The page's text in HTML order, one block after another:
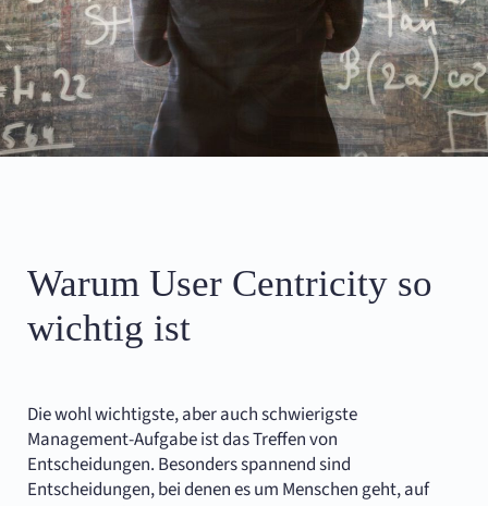
Warum User Centricity so
wichtig ist
Die wohl wichtigste, aber auch schwierigste
Management-Aufgabe ist das Treffen von
Entscheidungen. Besonders spannend sind
Entscheidungen, bei denen es um Menschen geht, auf